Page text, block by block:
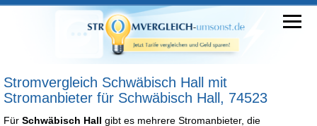
Stromvergleich Schwäbisch Hall mit
Stromanbieter für Schwäbisch Hall, 74523
Für Schwäbisch Hall gibt es mehrere Stromanbieter, die